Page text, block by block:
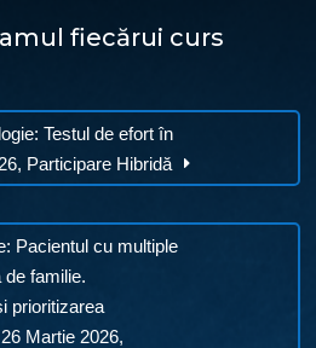
fiecărui curs
Testul de efort în
Participare Hibridă
Pacientul cu multiple
familie.
prioritizarea
Martie 2026,